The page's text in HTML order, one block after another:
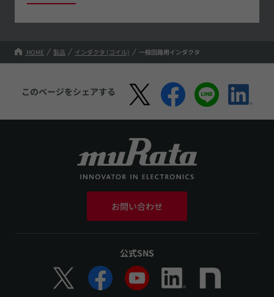
HOME 製品 インダクタ (コイル) 一般回路用インダクタ
このページをシェアする
お問い合わせ
公式SNS